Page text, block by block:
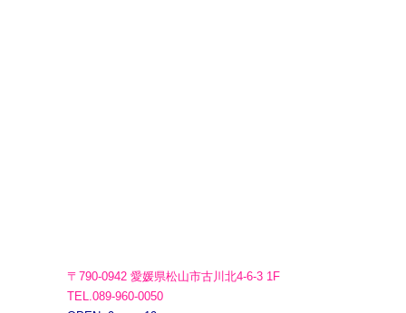
〒790-0942 愛媛県松山市古川北4-6-3 1F
TEL.089-960-0050